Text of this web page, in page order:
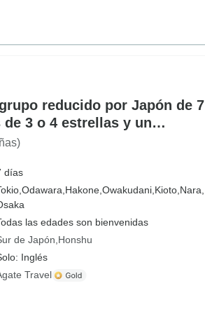
reducido por Japón de 7
3 o 4 estrellas y un
días
Odawara, Hakone, Owakudani, Kioto, Nara,
las edades son bienvenidas
de Japón Honshu
Inglés
Travel